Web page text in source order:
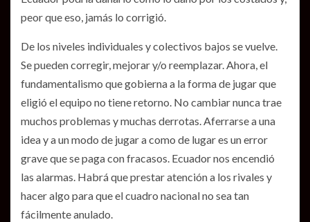
peor que eso, jamás lo corrigió.
De los niveles individuales y colectivos bajos se vuelve.
Se pueden corregir, mejorar y/o reemplazar. Ahora, el
fundamentalismo que gobierna a la forma de jugar que
eligió el equipo no tiene retorno. No cambiar nunca trae
muchos problemas y muchas derrotas. Aferrarse a una
idea y a un modo de jugar a como de lugar es un error
grave que se paga con fracasos. Ecuador nos encendió
las alarmas. Habrá que prestar atención a los rivales y
hacer algo para que el cuadro nacional no sea tan
fácilmente anulado.